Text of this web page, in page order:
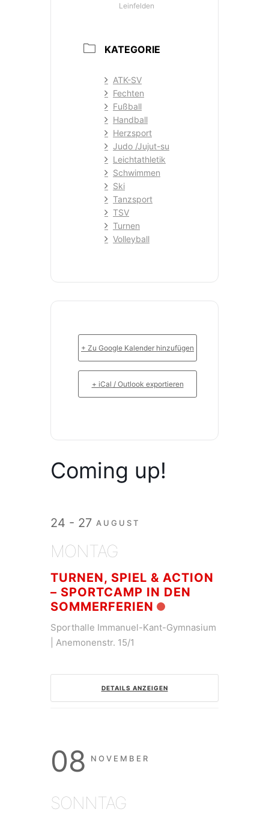
Leinfelden
KATEGORIE
ATK-SV
Fechten
Fußball
Handball
Herzsport
Judo /Jujut-su
Leichtathletik
Schwimmen
Ski
Tanzsport
TSV
Turnen
Volleyball
+ Zu Google Kalender hinzufügen
+ iCal / Outlook exportieren
Coming up!
24 - 27 AUGUST
MONTAG
TURNEN, SPIEL & ACTION
– SPORTCAMP IN DEN
SOMMERFERIEN
Sporthalle Immanuel-Kant-Gymnasium
| Anemonenstr. 15/1
DETAILS ANZEIGEN
08 NOVEMBER
SONNTAG